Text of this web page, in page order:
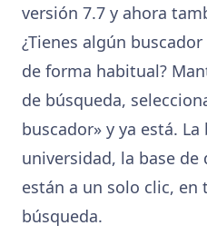
versión 7.7 y ahora
¿Tienes algún
de forma habitual?
de búsqueda,
buscador» y ya está.
universidad, la base
están a un solo clic, en
búsqueda.